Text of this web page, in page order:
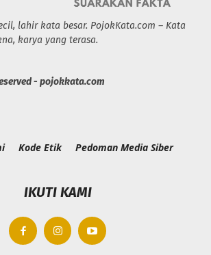
lahir kata besar. PojokKata.com – Kata
karya yang terasa.
- pojokkata.com
Kode Etik Pedoman Media Siber
IKUTI KAMI